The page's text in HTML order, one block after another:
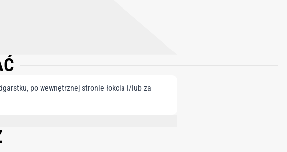
po wewnętrznej stronie łokcia i/lub za
CITRAL, CINNAMAL, BENZYL BENZOATE, BENZYL